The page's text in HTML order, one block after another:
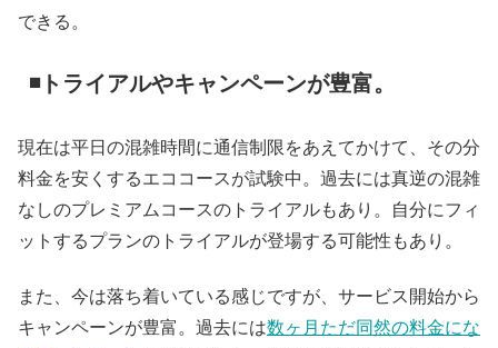
できる。
◾️トライアルやキャンペーンが豊富。
現在は平日の混雑時間に通信制限をあえてかけて、その分
料金を安くするエココースが試験中。過去には真逆の混雑
なしのプレミアムコースのトライアルもあり。自分にフィ
ットするプランのトライアルが登場する可能性もあり。
また、今は落ち着いている感じですが、サービス開始から
キャンペーンが豊富。過去には数ヶ月ただ同然の料金にな